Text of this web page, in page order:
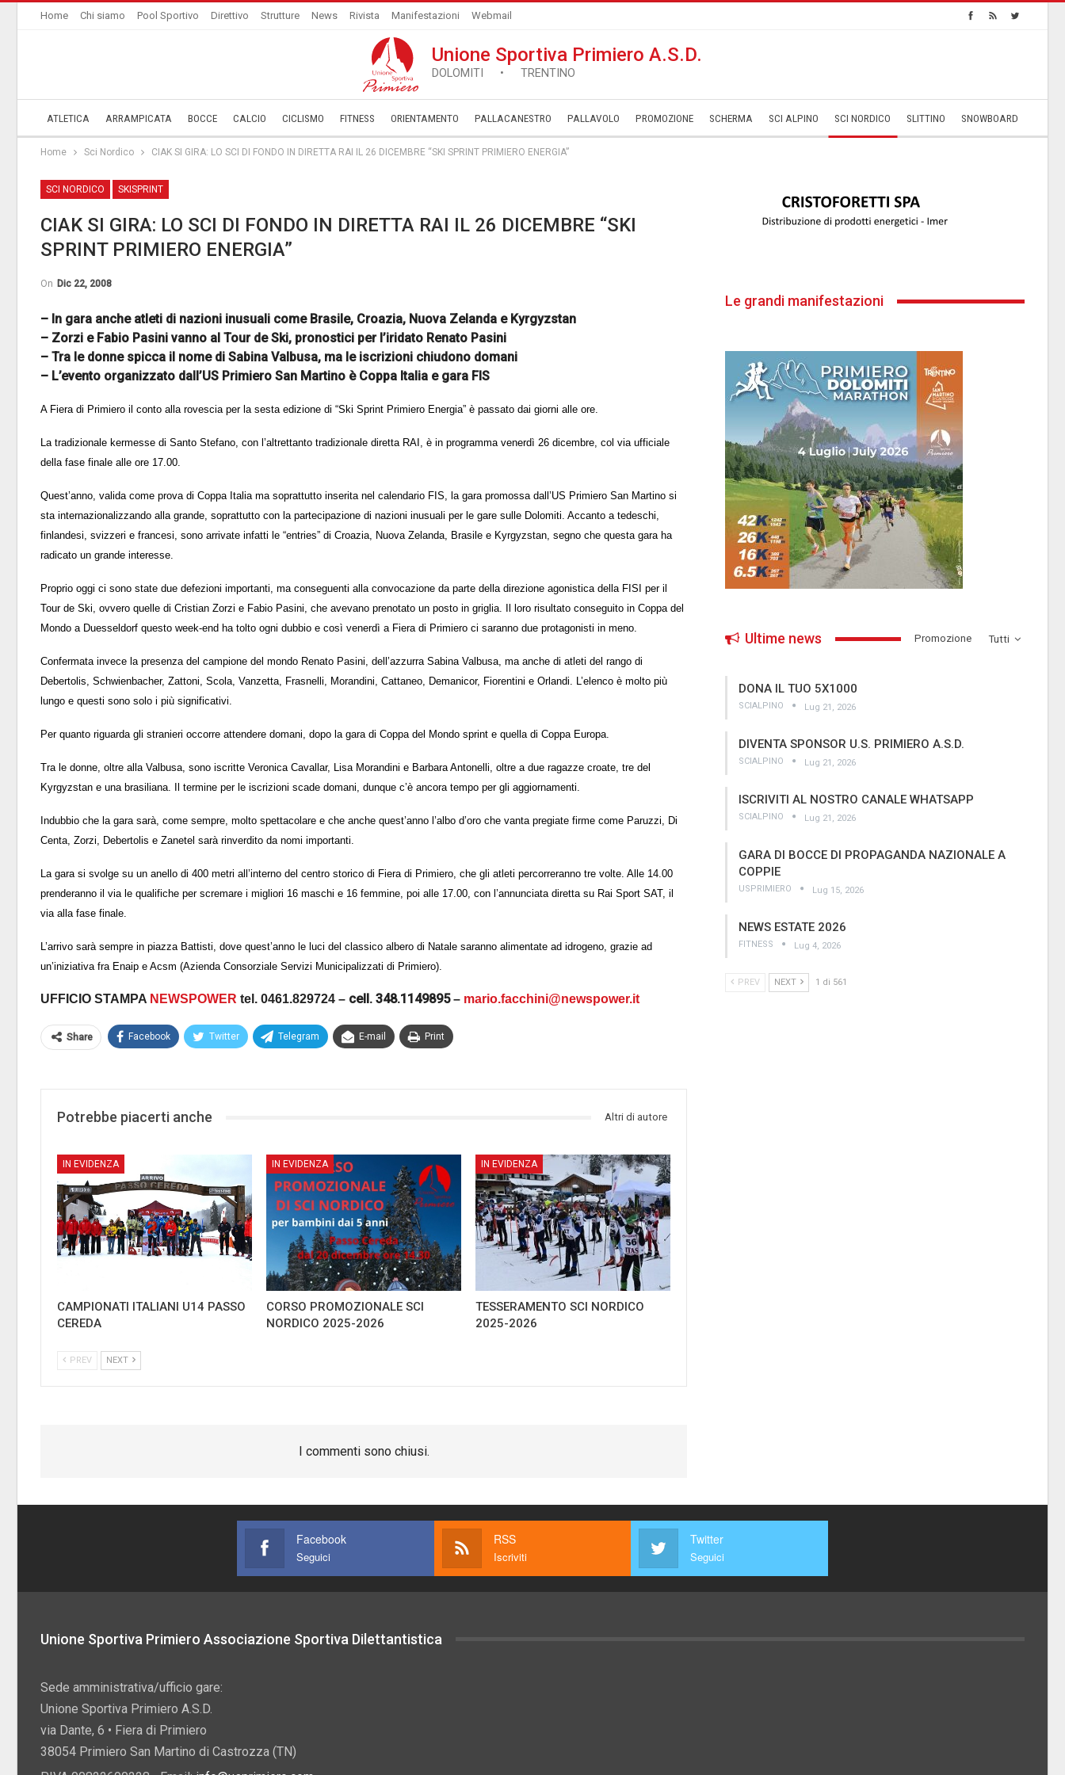
Home Chi siamo Pool Sportivo Direttivo Strutture News Rivista Manifestazioni Webmail
Unione Sportiva Primiero A.S.D.
DOLOMITI • TRENTINO
ATLETICA ARRAMPICATA BOCCE CALCIO CICLISMO FITNESS ORIENTAMENTO PALLACANESTRO PALLAVOLO ­PROMOZIONE SCHERMA SCI ALPINO SCI NORDICO SLITTINO SNOWBOARD
Home Sci Nordico CIAK SI GIRA: LO SCI DI FONDO IN DIRETTA RAI IL 26 DICEMBRE “SKI SPRINT PRIMIERO ENERGIA”
SCI NORDICO SKISPRINT
CIAK SI GIRA: LO SCI DI FONDO IN DIRETTA RAI IL 26 DICEMBRE “SKI
SPRINT PRIMIERO ENERGIA”
On Dic 22, 2008
– In gara anche atleti di nazioni inusuali come Brasile, Croazia, Nuova Zelanda e Kyrgyzstan
– Zorzi e Fabio Pasini vanno al Tour de Ski, pronostici per l’iridato Renato Pasini
– Tra le donne spicca il nome di Sabina Valbusa, ma le iscrizioni chiudono domani
– L’evento organizzato dall’US Primiero San Martino è Coppa Italia e gara FIS
A Fiera di Primiero il conto alla rovescia per la sesta edizione di “Ski Sprint Primiero Energia” è passato dai giorni alle ore.
La tradizionale kermesse di Santo Stefano, con l’altrettanto tradizionale diretta RAI, è in programma venerdì 26 dicembre, col via ufficiale
della fase finale alle ore 17.00.
Quest’anno, valida come prova di Coppa Italia ma soprattutto inserita nel calendario FIS, la gara promossa dall’US Primiero San Martino si
sta internazionalizzando alla grande, soprattutto con la partecipazione di nazioni inusuali per le gare sulle Dolomiti. Accanto a tedeschi,
finlandesi, svizzeri e francesi, sono arrivate infatti le “entries” di Croazia, Nuova Zelanda, Brasile e Kyrgyzstan, segno che questa gara ha
radicato un grande interesse.
Proprio oggi ci sono state due defezioni importanti, ma conseguenti alla convocazione da parte della direzione agonistica della FISI per il
Tour de Ski, ovvero quelle di Cristian Zorzi e Fabio Pasini, che avevano prenotato un posto in griglia. Il loro risultato conseguito in Coppa del
Mondo a Duesseldorf questo week-end ha tolto ogni dubbio e così venerdì a Fiera di Primiero ci saranno due protagonisti in meno.
Confermata invece la presenza del campione del mondo Renato Pasini, dell’azzurra Sabina Valbusa, ma anche di atleti del rango di
Debertolis, Schwienbacher, Zattoni, Scola, Vanzetta, Frasnelli, Morandini, Cattaneo, Demanicor, Fiorentini e Orlandi. L’elenco è molto più
lungo e questi sono solo i più significativi.
Per quanto riguarda gli stranieri occorre attendere domani, dopo la gara di Coppa del Mondo sprint e quella di Coppa Europa.
Tra le donne, oltre alla Valbusa, sono iscritte Veronica Cavallar, Lisa Morandini e Barbara Antonelli, oltre a due ragazze croate, tre del
Kyrgyzstan e una brasiliana. Il termine per le iscrizioni scade domani, dunque c’è ancora tempo per gli aggiornamenti.
Indubbio che la gara sarà, come sempre, molto spettacolare e che anche quest’anno l’albo d’oro che vanta pregiate firme come Paruzzi, Di
Centa, Zorzi, Debertolis e Zanetel sarà rinverdito da nomi importanti.
La gara si svolge su un anello di 400 metri all’interno del centro storico di Fiera di Primiero, che gli atleti percorreranno tre volte. Alle 14.00
prenderanno il via le qualifiche per scremare i migliori 16 maschi e 16 femmine, poi alle 17.00, con l’annunciata diretta su Rai Sport SAT, il
via alla fase finale.
L’arrivo sarà sempre in piazza Battisti, dove quest’anno le luci del classico albero di Natale saranno alimentate ad idrogeno, grazie ad
un’iniziativa fra Enaip e Acsm (Azienda Consorziale Servizi Municipalizzati di Primiero).
UFFICIO STAMPA NEWSPOWER tel. 0461.829724 – cell. 348.1149895– mario.facchini@newspower.it
Share Facebook Twitter Telegram E-mail Print
Potrebbe piacerti anche Altri di autore
IN EVIDENZA
CAMPIONATI ITALIANI U14 PASSO
CEREDA
IN EVIDENZA
CORSO PROMOZIONALE SCI
NORDICO 2025-2026
IN EVIDENZA
TESSERAMENTO SCI NORDICO
2025-2026
PREV NEXT
I commenti sono chiusi.
Le grandi manifestazioni
Tutti
Ultime news ­Promozione
DONA IL TUO 5X1000
SCIALPINO Lug 21, 2026
DIVENTA SPONSOR U.S. PRIMIERO A.S.D.
SCIALPINO Lug 21, 2026
ISCRIVITI AL NOSTRO CANALE WHATSAPP
SCIALPINO Lug 21, 2026
GARA DI BOCCE DI PROPAGANDA NAZIONALE A
COPPIE
USPRIMIERO Lug 15, 2026
NEWS ESTATE 2026
FITNESS Lug 4, 2026
PREV NEXT 1 di 561
Facebook
Seguici
RSS
Iscriviti
Twitter
Seguici
Unione Sportiva Primiero Associazione Sportiva Dilettantistica
Sede amministrativa/ufficio gare:
Unione Sportiva Primiero A.S.D.
via Dante, 6 • Fiera di Primiero
38054 Primiero San Martino di Castrozza (TN)